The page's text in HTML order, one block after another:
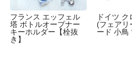
フランス エッフェル
塔 ボトルオープナー
キーホルダー【栓抜
き】
ドイツ ク
(フェアリ
ード 小鳥